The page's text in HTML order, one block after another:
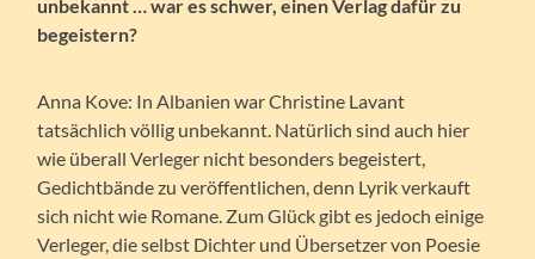
unbekannt … war es schwer, einen Verlag dafür zu
begeistern?
Anna Kove: In Albanien war Christine Lavant
tatsächlich völlig unbekannt. Natürlich sind auch hier
wie überall Verleger nicht besonders begeistert,
Gedichtbände zu veröffentlichen, denn Lyrik verkauft
sich nicht wie Romane. Zum Glück gibt es jedoch einige
Verleger, die selbst Dichter und Übersetzer von Poesie